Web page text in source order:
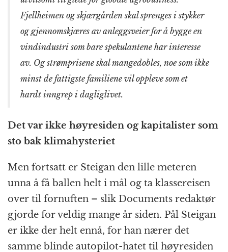
Fjellheimen og skjærgården skal sprenges i stykker
og gjennomskjæres av anleggsveier for å bygge en
vindindustri som bare spekulantene har interesse
av. Og strømprisene skal mangedobles, noe som ikke
minst de fattigste familiene vil oppleve som et
hardt inngrep i dagliglivet.
Det var ikke høyresiden og kapitalister som
sto bak klimahysteriet
Men fortsatt er Steigan den lille meteren
unna å få ballen helt i mål og ta klassereisen
over til fornuften – slik Documents redaktør
gjorde for veldig mange år siden. Pål Steigan
er ikke der helt ennå, for han nærer det
samme blinde autopilot-hatet til høyresiden